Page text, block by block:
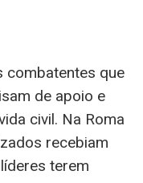
combatentes que
de apoio e
civil. Na Roma
recebiam
terem